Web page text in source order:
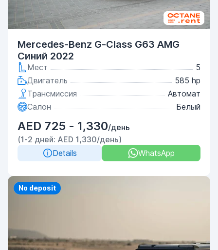
Mercedes-Benz G-Class G63 AMG
Синий 2022
Мест
5
Двигатель
585 hp
Трансмиссия
Автомат
Салон
Белый
AED 725 - 1,330/день
(1-2 дней: AED 1,330/день)
Details
WhatsApp
Priority
No deposit